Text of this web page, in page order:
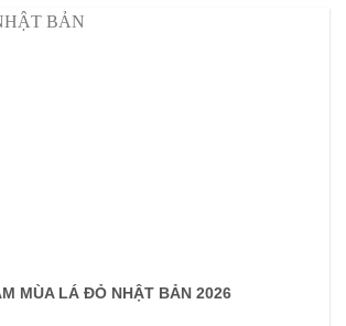
MÙA LÁ ĐỎ NHẬT BẢN 2026